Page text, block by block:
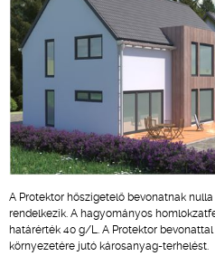
A Protektor hőszigetelő bevonatnak
rendelkezik. A hagyományos
határérték 40 g/L. A Protektor
környezetére jutó károsanyag-terhelést.